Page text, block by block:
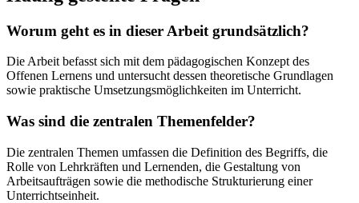
Worum geht es in dieser Arbeit grundsätzlich?
Die Arbeit befasst sich mit dem pädagogischen Konzept des
Offenen Lernens und untersucht dessen theoretische Grundlagen
sowie praktische Umsetzungsmöglichkeiten im Unterricht.
Was sind die zentralen Themenfelder?
Die zentralen Themen umfassen die Definition des Begriffs, die
Rolle von Lehrkräften und Lernenden, die Gestaltung von
Arbeitsaufträgen sowie die methodische Strukturierung einer
Unterrichtseinheit.